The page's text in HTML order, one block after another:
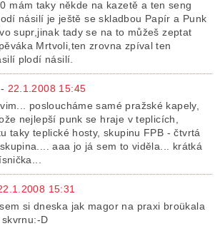
mám taky někde na kazetě a ten seng
násilí je ještě se skladbou Papír a Punk
supr,jinak tady se na to můžeš zeptat
Mrtvoli,ten zrovna zpíval ten
plodí násilí.
- 22.1.2008 15:45
posloucháme samé pražské kapely,
nejlepší punk se hraje v teplicích,
taky teplické hosty, skupinu FPB - čtvrtá
aaa jo já sem to viděla... krátká
15:31
si dneska jak magor na praxi broükala
D